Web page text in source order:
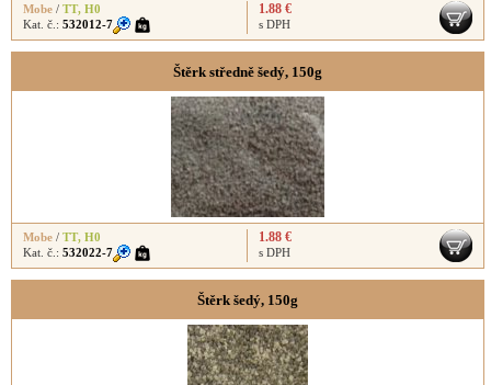
Mobe / TT, H0
Kat. č.: 532012-7
1.88 €
s DPH
Štěrk středně šedý, 150g
Mobe / TT, H0
Kat. č.: 532022-7
1.88 €
s DPH
Štěrk šedý, 150g